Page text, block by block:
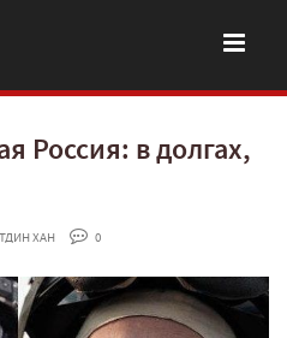
Россия: в долгах,
ХАН 0